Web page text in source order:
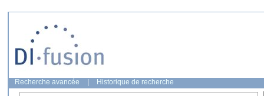
Recherche avancée Historique de recherche